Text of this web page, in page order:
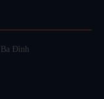
Đình